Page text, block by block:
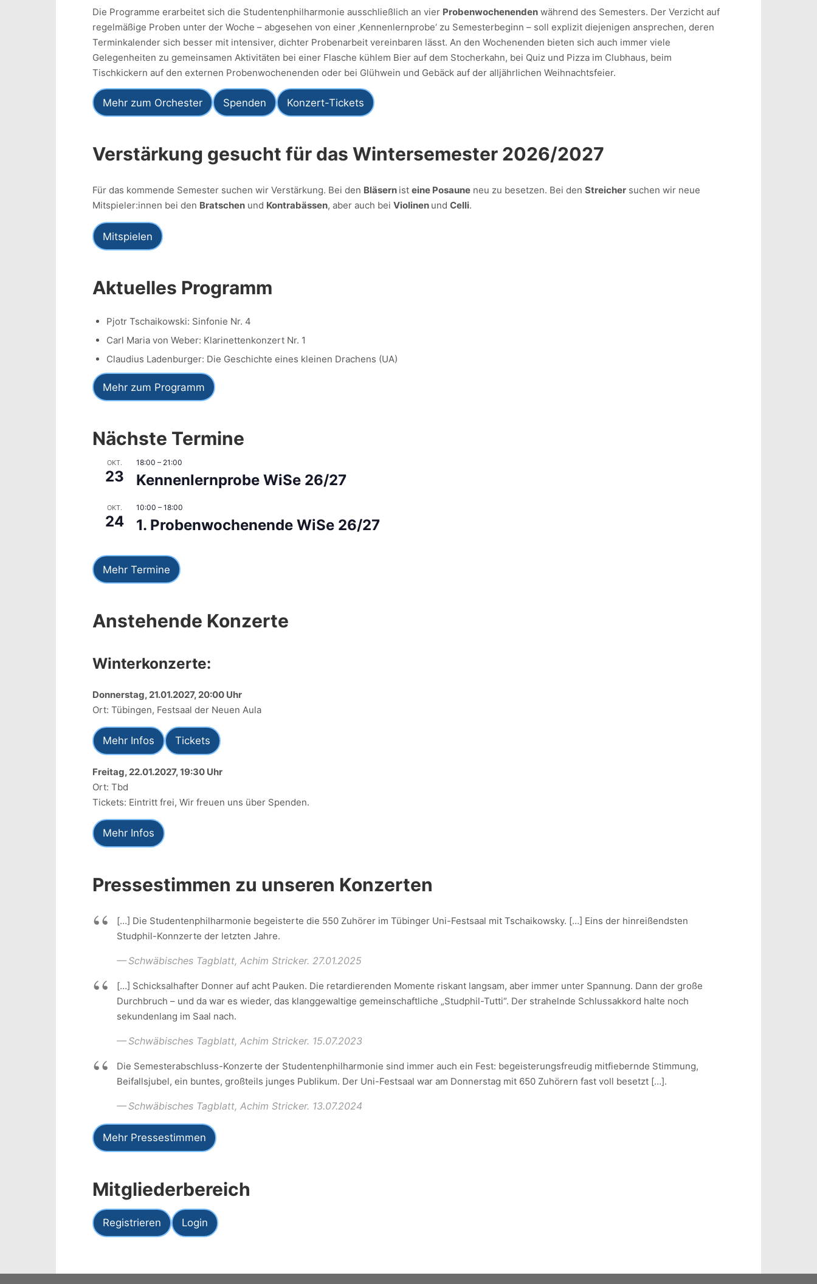
Die Programme erarbeitet sich die Studentenphilharmonie ausschließlich an vier Probenwochenenden während des Semesters. Der Verzicht auf
regelmäßige Proben unter der Woche – abgesehen von einer ‚Kennenlernprobe‘ zu Semesterbeginn – soll explizit diejenigen ansprechen, deren
Terminkalender sich besser mit intensiver, dichter Probenarbeit vereinbaren lässt. An den Wochenenden bieten sich auch immer viele
Gelegenheiten zu gemeinsamen Aktivitäten bei einer Flasche kühlem Bier auf dem Stocherkahn, bei Quiz und Pizza im Clubhaus, beim
Tischkickern auf den externen Probenwochenenden oder bei Glühwein und Gebäck auf der alljährlichen Weihnachtsfeier.
Mehr zum Orchester Spenden Konzert-Tickets
Verstärkung gesucht für das Wintersemester 2026/2027
Für das kommende Semester suchen wir Verstärkung. Bei den Bläsern ist eine Posaune neu zu besetzen. Bei den Streicher suchen wir neue
Mitspieler:innen bei den Bratschen und Kontrabässen, aber auch bei Violinen und Celli.
Mitspielen
Aktuelles Programm
Pjotr Tschaikowski: Sinfonie Nr. 4
Carl Maria von Weber: Klarinettenkonzert Nr. 1
Claudius Ladenburger: Die Geschichte eines kleinen Drachens (UA)
Mehr zum Programm
Nächste Termine
OKT.
23
18:00 – 21:00
Kennenlernprobe WiSe 26/27
OKT.
24
10:00 – 18:00
1. Probenwochenende WiSe 26/27
Mehr Termine
Anstehende Konzerte
Winterkonzerte:
Donnerstag, 21.01.2027, 20:00 Uhr
Ort: Tübingen, Festsaal der Neuen Aula
Mehr Infos Tickets
Freitag, 22.01.2027, 19:30 Uhr
Ort: Tbd
Tickets: Eintritt frei, Wir freuen uns über Spenden.
Mehr Infos
Pressestimmen zu unseren Konzerten
[…] Die Studentenphilharmonie begeisterte die 550 Zuhörer im Tübinger Uni-Festsaal mit Tschaikowsky. […] Eins der hinreißendsten
Studphil-Konnzerte der letzten Jahre.
Schwäbisches Tagblatt, Achim Stricker. 27.01.2025
[…] Schicksalhafter Donner auf acht Pauken. Die retardierenden Momente riskant langsam, aber immer unter Spannung. Dann der große
Durchbruch – und da war es wieder, das klanggewaltige gemeinschaftliche „Studphil-Tutti“. Der strahelnde Schlussakkord halte noch
sekundenlang im Saal nach.
Schwäbisches Tagblatt, Achim Stricker. 15.07.2023
Die Semesterabschluss-Konzerte der Studentenphilharmonie sind immer auch ein Fest: begeisterungsfreudig mitfiebernde Stimmung,
Beifallsjubel, ein buntes, großteils junges Publikum. Der Uni-Festsaal war am Donnerstag mit 650 Zuhörern fast voll besetzt […].
Schwäbisches Tagblatt, Achim Stricker. 13.07.2024
Mehr Pressestimmen
Mitgliederbereich
Registrieren Login